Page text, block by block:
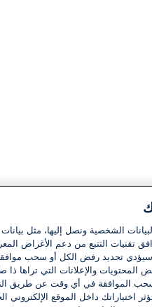
الشخصية ونصل إليها، مثل
تقنيات التتبع من دعم الأغراض
سيؤدي تحديد رفض الكل أو سحب
المحتويات والإعلانات التي
سحب الموافقة في أي وقت عن طريق
داخل الموقع الإلكتروني